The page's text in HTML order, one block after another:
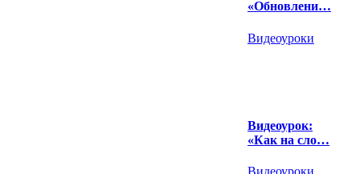
«Обновлени…
Видеоуроки
Видеоурок:
«Как на сло…